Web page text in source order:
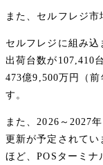
また、セルフレジ市
セルフレジに組み込
出荷台数が107,410
473億9,500万円（
す。
また、2026～2027
更新が予定されて
ほど、POSターミ